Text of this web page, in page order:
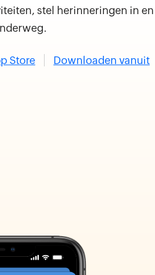
stel herinneringen in en
Store
Downloaden vanuit